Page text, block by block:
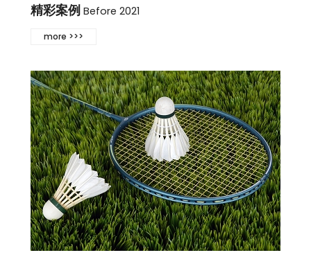
精彩案例 Before 2021
more >>>